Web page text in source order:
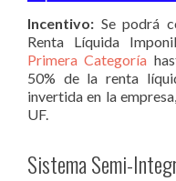
Incentivo: Se podrá
Renta Líquida
Primera Categoría
50% de la renta
invertida en la
UF.
Sistema Semi-